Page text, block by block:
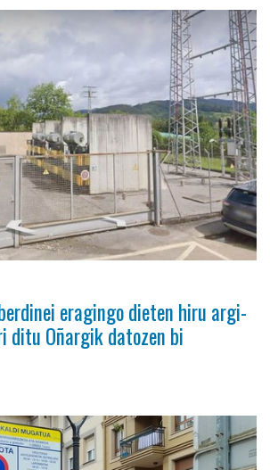
eragingo dieten hiru argi-
ditu Oñargik datozen bi